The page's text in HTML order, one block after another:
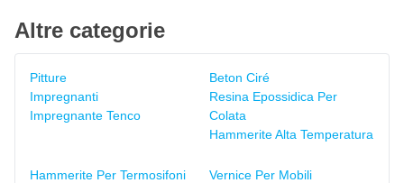
Altre categorie
Pitture
Impregnanti
Impregnante Tenco
Beton Ciré
Resina Epossidica Per
Colata
Hammerite Alta Temperatura
Hammerite Per Termosifoni
Vernice Per Mobili